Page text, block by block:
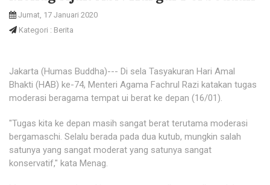
Jumat, 17 Januari 2020
Kategori : Berita
Jakarta (Humas Buddha)--- Di sela Tasyakuran Hari Amal
Bhakti (HAB) ke-74, Menteri Agama Fachrul Razi katakan tugas
moderasi beragama tempat ui berat ke depan (16/01).
"Tugas kita ke depan masih sangat berat terutama moderasi
bergamaschi. Selalu berada pada dua kutub, mungkin salah
satunya yang sangat moderat yang satunya sangat
konservatif," kata Menag.